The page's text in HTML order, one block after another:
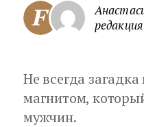
Не всегда
магнитом,
мужчин.